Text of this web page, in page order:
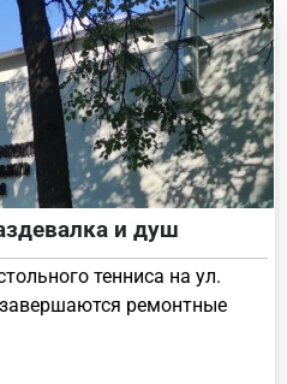
и душ
тенниса на ул.
ремонтные